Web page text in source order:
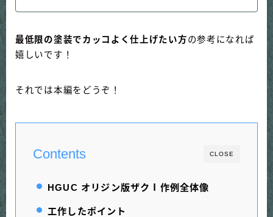
最低限の塗装でカッコよく仕上げたい方の参考になれば
嬉しいです！
それでは本編をどうぞ！
CLOSE
Contents
HGUC オリジン版ザクⅠ作例全体像
工作したポイント